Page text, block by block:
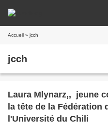
Accueil » jcch
jcch
Laura Mlynarz,, jeune
la tête de la Fédération
l'Université du Chili